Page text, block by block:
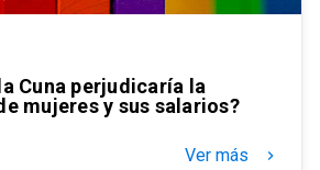
Cuna perjudicaría la
mujeres y sus salarios?
Ver más keyboard_arrow_right